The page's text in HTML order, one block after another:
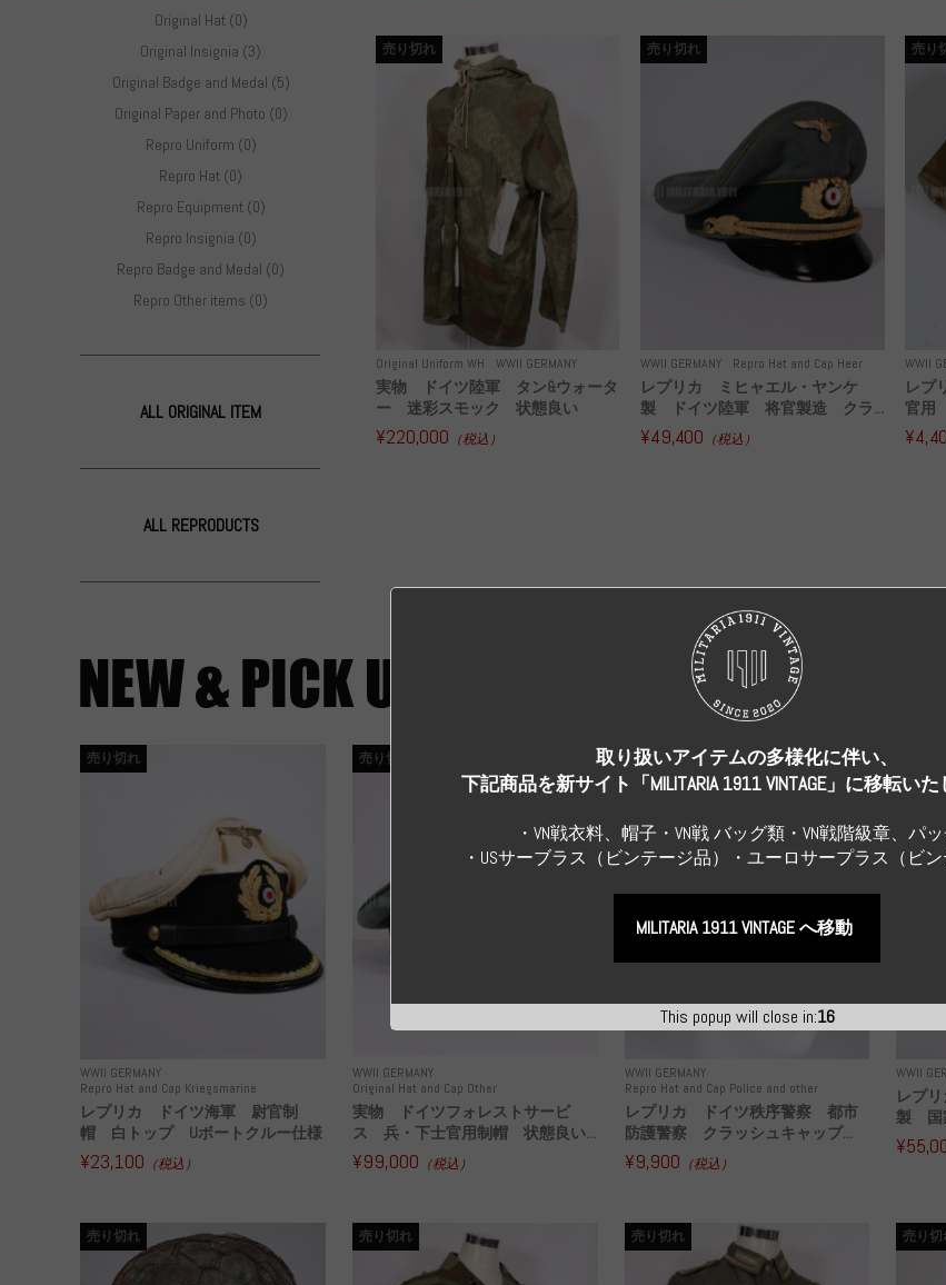
Original Hat (0)
Original Insignia (3)
Original Badge and Medal (5)
Original Paper and Photo (0)
Repro Uniform (0)
Repro Hat (0)
Repro Equipment (0)
Repro Insignia (0)
Repro Badge and Medal (0)
Repro Other items (0)
ALL ORIGINAL ITEM
ALL REPRODUCTS
Original Uniform WH WWII GERMANY
売り切れ
実物 ドイツ陸軍 タン&ウォータ
ー 迷彩スモック 状態良い
¥220,000 （税込）
WWII GERMANY Repro Hat and Cap Heer
売り切れ
レプリカ ミヒャエル・ヤンケ
製 ドイツ陸軍 将官製造 クラ...
¥49,400 （税込）
WWII
売り
レプ
官用
WWII GERMANY
Repro Hat and Cap Kriegsmarine
売り切れ
レプリカ ドイツ海軍 尉官制
帽 白トップ Uボートクルー仕様
¥23,100 （税込）
WWII GERMANY
Original Hat and Cap Other
売り切れ
実物 ドイツフォレストサービ
ス 兵・下士官用制帽 状態良い...
¥99,000 （税込）
WWII GERMANY
Repro Hat and Cap Police and other
売り切れ
レプリカ ドイツ秩序警察 都市
防護警察 クラッシュキャップ...
¥9,900 （税込）
WWII
レプ
製 国
売り切れ 売り切れ 売り切れ 売り切
This popup will close in:15
取り扱いアイテムの多様化に伴い、
下記商品を新サイト「MILITARIA 1911 VINTAGE」に移転い
・VN戦衣料、帽子・VN戦 バッグ類・VN戦階級章、パ
・USサーブラス（ビンテージ品）・ユーロサープラス（ビン
MILITARIA 1911 VINTAGE へ移動